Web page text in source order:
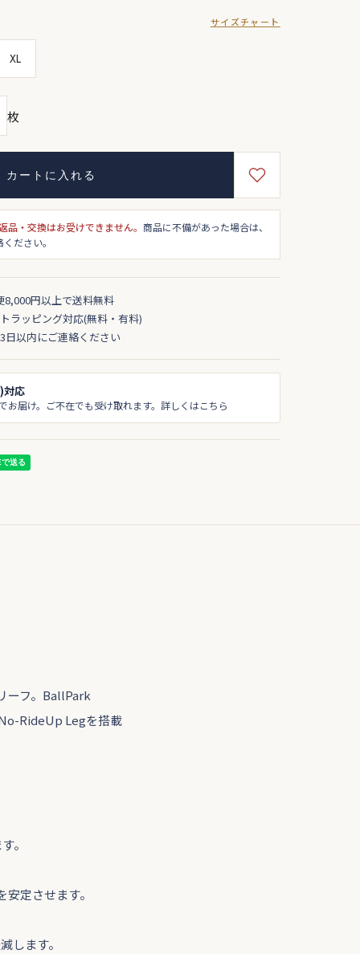
サイズチャート
XL
枚
カートに入れる
・交換はお受けできません。 商品に不備があった場合は、
ださい。
円以上で送料無料
ラッピング対応(無料・有料)
日以内にご連絡ください
対応
お届け。ご不在でも受け取れます。詳しくはこちら
ーフ。BallPark
RideUp Legを搭載
。
定させます。
します。